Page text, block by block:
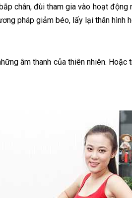
chân, đùi tham gia vào hoạt động
pháp giảm béo, lấy lại thân hình
âm thanh của thiên nhiên.